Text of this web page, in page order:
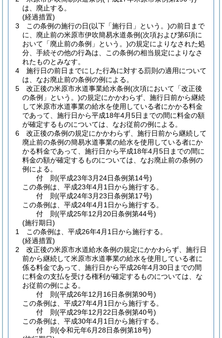
は、廃止する。
(経過措置)
3
この条例の施行の日(以下「施行日」という。)の前日まで
に、廃止前の米原市伊吹簡易水道条例(次項および第6項に
おいて「廃止前の条例」という。)の規定によりなされた処
分、手続その他の行為は、この条例の相当規定によりなさ
れたものとみなす。
4
施行日の前日までにした行為に対する罰則の適用について
は、なお廃止前の条例の例による。
5
改正後の米原市水道事業給水条例(次項において「改正後
の条例」という。)の規定にかかわらず、施行日前から継続
して米原市水道事業の給水を使用している者にかかる料金
であって、施行日から平成18年4月5日までの間に料金の額
が確定するものについては、なお従前の例による。
6
改正後の条例の規定にかかわらず、施行日前から継続して
廃止前の条例の簡易水道事業の給水を使用している者にか
かる料金であって、施行日から平成18年4月5日までの間に
料金の額が確定するものについては、なお廃止前の条例の
例による。
付 則(平成23年3月24日条例第14号)
この条例は、平成23年4月1日から施行する。
付 則(平成24年3月23日条例第17号)
この条例は、平成24年4月1日から施行する。
付 則(平成25年12月20日条例第44号)
(施行期日)
1
この条例は、平成26年4月1日から施行する。
(経過措置)
2
改正後の米原市水道給水条例の規定にかかわらず、施行日
前から継続して米原市水道事業の給水を使用している者に
係る料金であって、施行日から平成26年4月30日までの間
に料金の支払を受ける権利が確定するものについては、な
お従前の例による。
付 則(平成26年12月16日条例第90号)
この条例は、平成27年4月1日から施行する。
付 則(平成29年12月22日条例第40号)
この条例は、平成30年4月1日から施行する。
付 則(令和元年6月28日条例第18号)